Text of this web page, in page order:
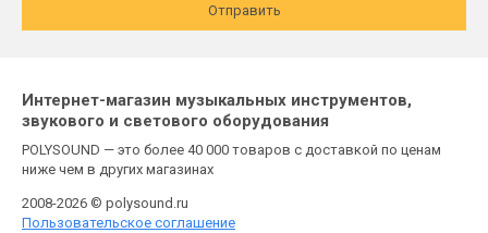
Отправить
Интернет-магазин музыкальных инструментов,
звукового и светового оборудования
POLYSOUND — это более 40 000 товаров с доставкой по ценам
ниже чем в других магазинах
2008-2026 © polysound.ru
Пользовательское соглашение